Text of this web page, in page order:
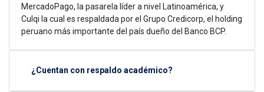
MercadoPago, la pasarela líder a nivel Latinoamérica, y
Culqi la cual es respaldada por el Grupo Credicorp, el holding
peruano más importante del país dueño del Banco BCP.
¿Cuentan con respaldo académico?